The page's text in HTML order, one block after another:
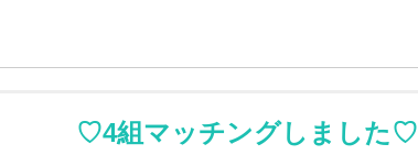
♡4組マッチングしました♡